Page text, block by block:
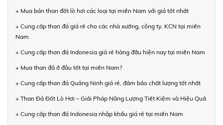
+ Mua bán than đốt lò hơi các loại tại miền Nam với giá tốt nhất
+ Cung cấp than đá giá rẻ cho các nhà xưởng, công ty, KCN tại miền
Nam
+ Cung cấp than đá Indonesia giá rẻ hàng đầu hiện nay tại miền Nam
+ Mua than đá ở đâu tốt tại miền Nam?
+ Cung cấp than đá Quảng Ninh giá rẻ, đảm bảo chất lượng tốt nhất
+ Than Đá Đốt Lò Hơi – Giải Pháp Năng Lượng Tiết Kiệm và Hiệu Quả
+ Cung cấp than đá Indonesia nhập khẩu giá rẻ tại miền Nam